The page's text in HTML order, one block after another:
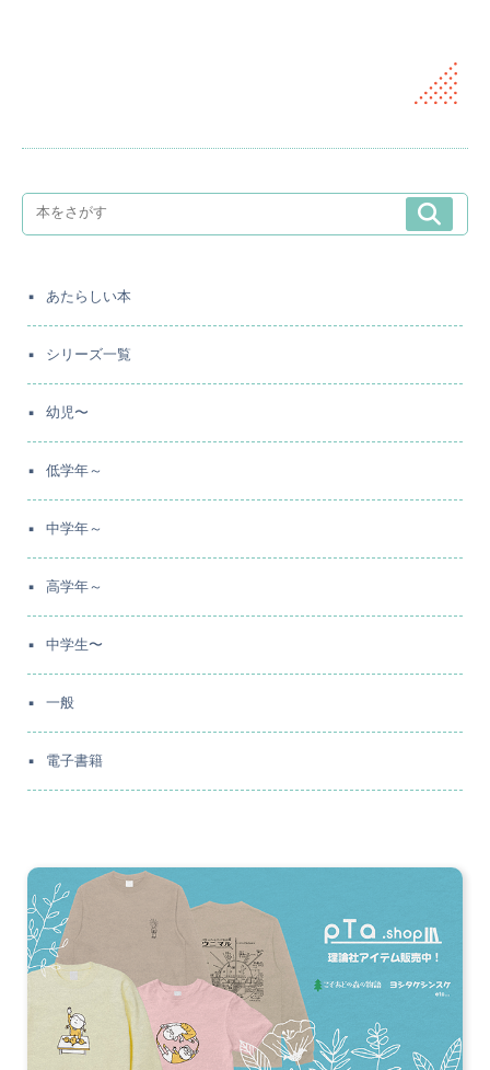
あたらしい本
シリーズ一覧
幼児〜
低学年～
中学年～
高学年～
中学生〜
一般
電子書籍